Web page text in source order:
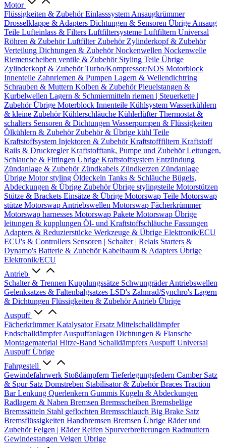
Motor
Flüssigkeiten & ZubehörEinlasssystem Ansaugkrümmer
Drosselklappe & Adapters Dichtungen & Sensoren Übrige Ansaug
Teile Lufteinlass & Filters Luftfiltersysteme Luftfiltern Universal
Röhren & ZubehörLuftfilter Zubehör Zylinderkopf & Zubehör
Verteilung Dichtungen & ZubehörNockenwellen Nockenwelle
Riemenscheiben ventile & Zubehör Styling Teile Übrige
Zylinderkopf & ZubehörTurbo/Kompressor/NOS Motorblock
Innenteile Zahnriemen & Pumpen Lagern & Wellendichtring
Schrauben & Muttern Kolben & ZubehörPleuelstangen &
Kurbelwellen Lagern & Schmiermitteln riemen | Steuerkette |
ZubehörÜbrige Moterblock Innenteile Kühlsystem Wasserkühlern
& kleine ZubehörKühlerschläuche KühlerlüfterThermostat &
schalters Sensoren & Dichtungen Wasserpumpen & Flüssigkeiten
Ölkühlern & Zubehör Zubehör & Übrige kühl Teile
Kraftstoffsystem Injektoren & ZubehörKraftstofffiltern Kraftstoff
Rails & DruckreglerKraftstofftank, Pumpe und ZubehörLeitungen,
Schlauche & Fittingen Übrige Kraftstoffsystem Entzündung
Zündanlage & Zubehör Zündkabels Zündkerzen Zündanlage
Übrige Motor styling Öldeckeln Tanks & Schläuche Bügels,
Abdeckungen & Übrige ZubehörÜbrige stylingsteile Motorstützen
Stütze & Brackets Einsätze & Übrige Motorswap Teile Motorswap
stütze Motorswap Antriebswellen Motorswap Fächerkrümmer
Motorswap harnesses Motorswap Pakete Motorswap Übrige
leitungen & kupplungen Öl- und Kraftstoffschläuche Fassungen
Adapters & Reduzierstücke Werkzeuge & Übrige Elektronik/ECU
ECU's & Controllers Sensoren | Schalter | Relais Starters &
Dynamo's Batterie & ZubehörKabelbaum & Adapters Übrige
Elektronik/ECU
Antrieb
Schalter & Trennen Kupplungssätze SchwungräderAntriebswellen
Gelenksatzes & Faltenbalgsatzes LSD's Zahnrad/Synchro's Lagern
& Dichtungen Flüssigkeiten & ZubehörAntrieb Übrige
Auspuff
FächerkrümmerKatalysator Ersatz Mittelschalldämpfer
EndschalldämpferAuspuffanlagen Dichtungen & Flansche
Montagematerial Hitze-Band Schalldämpfers Auspuff Universal
Auspuff Übrige
Fahrgestell
Gewindefahrwerk Stoßdämpfern Tieferlegungsfedern Camber Satz
& Spur Satz Domstreben Stabilisator & ZubehörBraces Traction
BarLenkung Querlenkern Gummis Kugeln & Abdeckungen
Radlagern & Naben Bremsen Bremsscheiben Bremsbeläge
Bremssätteln Stahl geflochten Bremsschlauch Big Brake Satz
Bremsflüssigkeiten Handbremsen Bremsen Übrige Räder und
ZubehörFelgen | RäderReifen Spurverbreiterungen Radmuttern
Gewindestangen Velgen Übrige